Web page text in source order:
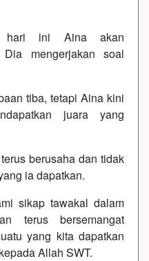
ini Aina akan
Dia mengerjakan soal
tiba, tetapi Aina kini
juara yang
berusaha dan tidak
ia dapatkan.
sikap tawakal dalam
terus bersemangat
yang kita dapatkan
Allah SWT.